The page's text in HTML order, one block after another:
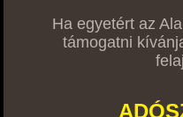
Ha egyetért az
támogatni